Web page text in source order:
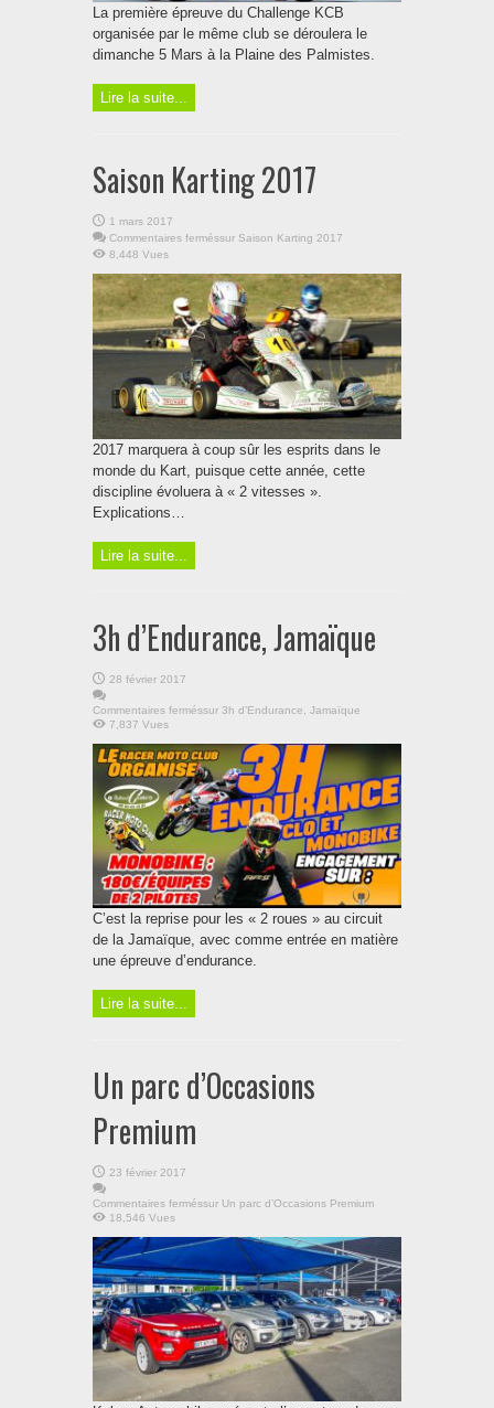
La première épreuve du Challenge KCB
organisée par le même club se déroulera le
dimanche 5 Mars à la Plaine des Palmistes.
Lire la suite...
Saison Karting 2017
1 mars 2017
Commentaires ferméssur Saison Karting 2017
8,448 Vues
2017 marquera à coup sûr les esprits dans le
monde du Kart, puisque cette année, cette
discipline évoluera à « 2 vitesses ».
Explications…
Lire la suite...
3h d’Endurance, Jamaïque
28 février 2017
Commentaires ferméssur 3h d’Endurance, Jamaïque
7,837 Vues
C’est la reprise pour les « 2 roues » au circuit
de la Jamaïque, avec comme entrée en matière
une épreuve d’endurance.
Lire la suite...
Un parc d’Occasions
Premium
23 février 2017
Commentaires ferméssur Un parc d’Occasions Premium
18,546 Vues